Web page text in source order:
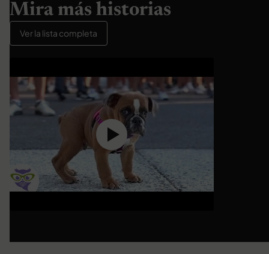
Mira más historias
Ver la lista completa